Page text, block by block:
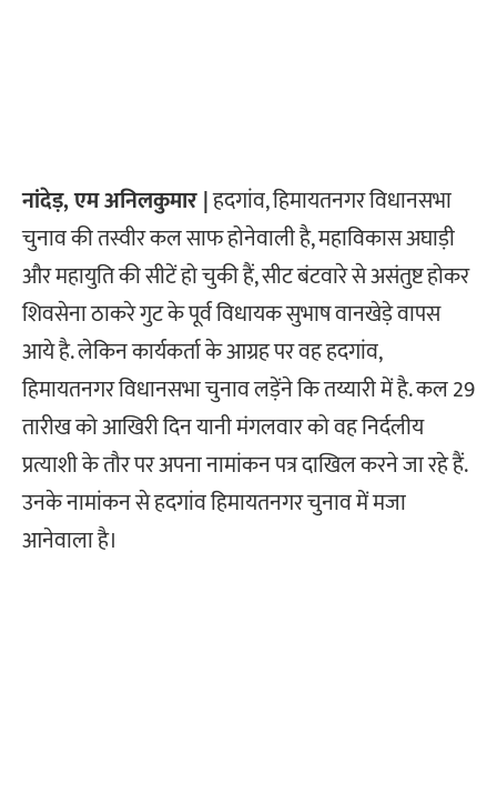
नांदेड़, एम अनिलकुमार |हदगांव, हिमायतनगर विधानसभा
चुनाव की तस्वीर कल साफ होनेवाली है, महाविकास अघाड़ी
और महायुति की सीटें हो चुकी हैं, सीट बंटवारे से असंतुष्ट होकर
शिवसेना ठाकरे गुट के पूर्व विधायक सुभाष वानखेड़े वापस
आये है. लेकिन कार्यकर्ता के आग्रह पर वह हदगांव,
हिमायतनगर विधानसभा चुनाव लड़ेंने कि तय्यारी में है. कल 29
तारीख को आखिरी दिन यानी मंगलवार को वह निर्दलीय
प्रत्याशी के तौर पर अपना नामांकन पत्र दाखिल करने जा रहे हैं.
उनके नामांकन से हदगांव हिमायतनगर चुनाव में मजा
आनेवाला है।